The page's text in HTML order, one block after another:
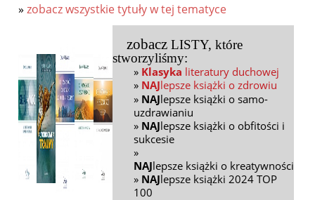
» zobacz wszystkie tytuły w tej tematyce
zobacz LISTY, które
stworzyliśmy:
» Klasyka literatury duchowej
» NAJlepsze książki o zdrowiu
» NAJlepsze książki o samo-
uzdrawianiu
» NAJlepsze książki o obfitości i
sukcesie
»
NAJlepsze książki o kreatywności
» NAJlepsze książki 2024 TOP
100